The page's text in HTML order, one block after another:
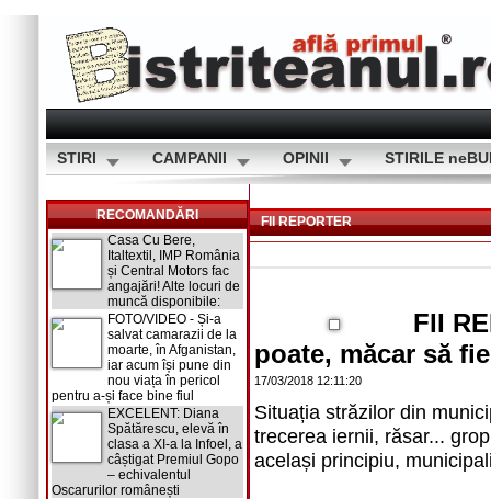
STIRI CAMPANII OPINII STIRILE
RECOMANDĂRI
Casa Cu Bere,
Italtextil, IMP România
și Central Motors fac
angajări! Alte locuri de
muncă disponibile:
FOTO/VIDEO - Și-a
salvat camarazii de la
moarte, în Afganistan,
iar acum își pune din
nou viața în pericol
pentru a-și face bine fiul
EXCELENT: Diana
Spătărescu, elevă în
clasa a XI-a la Infoel, a
câștigat Premiul Gopo
– echivalentul
Oscarurilor românești
FII REPORTER
FII
poate, măcar să
17/03/2018 12:11:20
Situația străzilor din
trecerea iernii, răsar...
același principiu,